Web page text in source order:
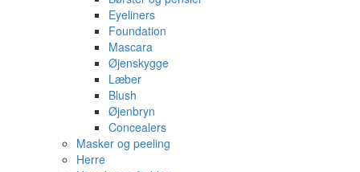
Eyeliners
Foundation
Mascara
Øjenskygge
Læber
Blush
Øjenbryn
Concealers
Masker og peeling
Herre